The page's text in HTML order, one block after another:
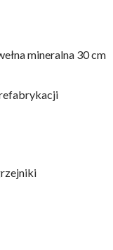
mineralna 30 cm